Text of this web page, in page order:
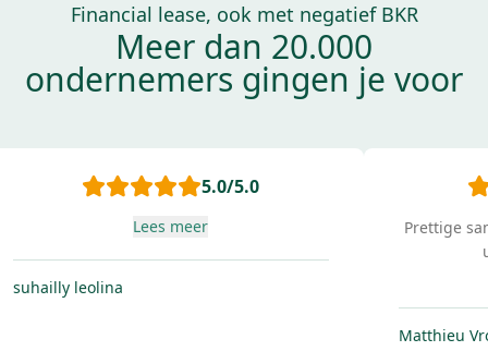
Financial lease, ook met negatief BKR
Meer dan 20.000
ondernemers gingen je voor
Prettige samenwerking. Goede service en